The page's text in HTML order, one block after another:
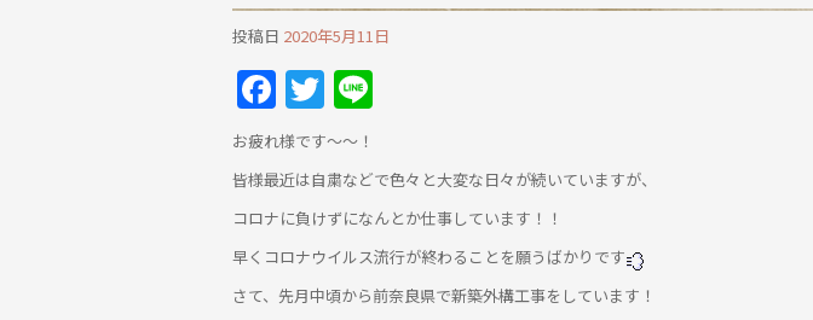
投稿日 2020年5月11日
Facebook
Twitter
お疲れ様です～～！
皆様最近は自粛などで色々と大変な日々が続いていますが、
コロナに負けずになんとか仕事しています！！
早くコロナウイルス流行が終わることを願うばかりです
さて、先月中頃から前奈良県で新築外構工事をしています！